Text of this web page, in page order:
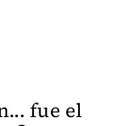
fue el